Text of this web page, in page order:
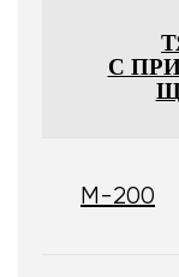
С
М-200